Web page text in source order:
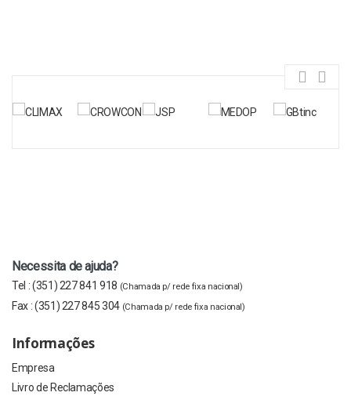
Necessita de ajuda?
Tel :(351) 227 841 918 (Chamada p/ rede fixa nacional)
Fax :(351) 227 845 304 (Chamada p/ rede fixa nacional)
Informações
Empresa
Livro de Reclamações